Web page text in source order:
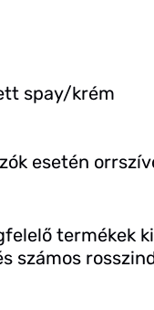
spay/krém
esetén
termékek
számos